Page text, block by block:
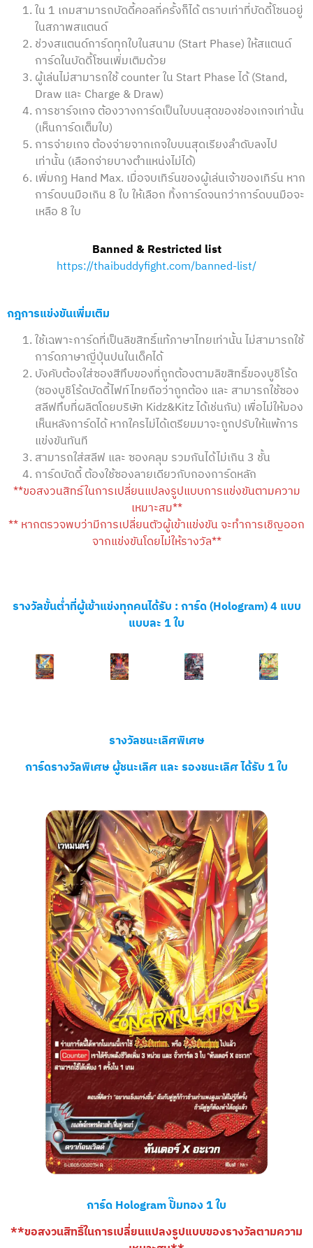
ใน 1 เกมสามารถบัดดี้คอลกี่ครั้งก็ได้ ตราบเท่าที่บัดดี้โซนอยู่
ในสภาพสแตนด์
ช่วงสแตนด์การ์ดทุกใบในสนาม (Start Phase) ให้สแตนด์
การ์ดในบัดดี้โซนเพิ่มเติมด้วย
ผู้เล่นไม่สามารถใช้ counter ใน Start Phase ได้ (Stand,
Draw และ Charge & Draw)
การชาร์จเกจ ต้องวางการ์ดเป็นใบบนสุดของช่องเกจเท่านั้น
(เห็นการ์ดเต็มใบ)
การจ่ายเกจ ต้องจ่ายจากเกจใบบนสุดเรียงลำดับลงไป
เท่านั้น (เลือกจ่ายบางตำแหน่งไม่ได้)
เพิ่มกฏ Hand Max. เมื่อจบเทิร์นของผู้เล่นเจ้าของเทิร์น หาก
การ์ดบนมือเกิน 8 ใบ ให้เลือก ทิ้งการ์ดจนกว่าการ์ดบนมือจะ
เหลือ 8 ใบ
Banned & Restricted list
https://thaibuddyfight.com/banned-list/
กฎการแข่งขันเพิ่มเติม
ใช้เฉพาะการ์ดที่เป็นลิขสิทธิ์แท้ภาษาไทยเท่านั้น ไม่สามารถใช้
การ์ดภาษาญี่ปุ่นปนในเด็คได้
บังคับต้องใส่ซองสีทึบของที่ถูกต้องตามลิขสิทธิ์ของบูชิโร้ด
(ซองบูชิโร้ดบัดดี้ไฟท์ไทยถือว่าถูกต้อง และ สามารถใช้ซอง
สลีฟทึบที่ผลิตโดยบริษัท Kidz&Kitz ได้เช่นกัน) เพื่อไม่ให้มอง
เห็นหลังการ์ดได้ หากใครไม่ได้เตรียมมาจะถูกปรับให้แพ้การ
แข่งขันทันที
สามารถใส่สลีฟ และ ซองคลุม รวมกันได้ไม่เกิน 3 ชั้น
การ์ดบัดดี้ ต้องใช้ซองลายเดียวกับกองการ์ดหลัก
**ขอสงวนสิทธ์ในการเปลี่ยนแปลงรูปแบบการแข่งขันตามความ
เหมาะสม**
** หากตรวจพบว่ามีการเปลี่ยนตัวผู้เข้าแข่งขัน จะทำการเชิญออก
จากแข่งขันโดยไม่ให้รางวัล**
รางวัลขั้นต่ำที่ผู้เข้าแข่งทุกคนได้รับ :การ์ด (Hologram) 4 แบบ
แบบละ 1 ใบ
รางวัลชนะเลิศพิเศษ
การ์ดรางวัลพิเศษ ผู้ชนะเลิศ และ รองชนะเลิศ ได้รับ 1 ใบ
การ์ด Hologram ปั๊มทอง 1 ใบ
**ขอสงวนสิทธิ์ในการเปลี่ยนแปลงรูปแบบของรางวัลตามความ